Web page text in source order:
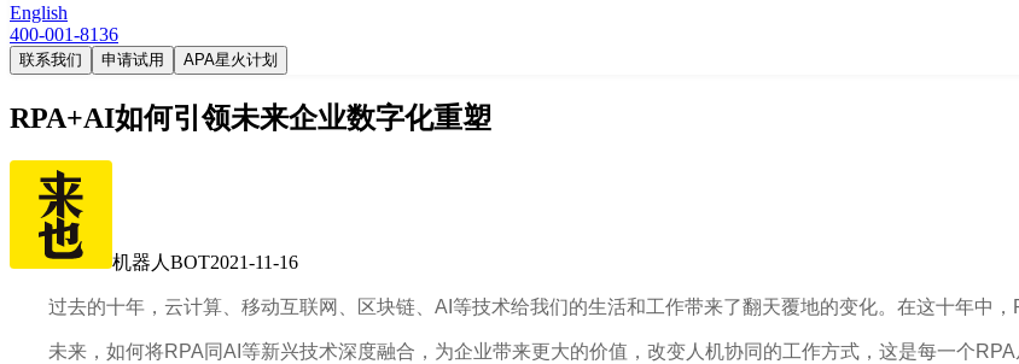
English
400-001-8136
联系我们 申请试用 APA星火计划
RPA+AI如何引领未来企业数字化重塑
机器人BOT2021-11-16
过去的十年，云计算、移动互联网、区块链、AI等技术给我们的生活和工作带来了翻天覆地的变化。在这十年中
未来，如何将RPA同AI等新兴技术深度融合，为企业带来更大的价值，改变人机协同的工作方式，这是每一个RPA